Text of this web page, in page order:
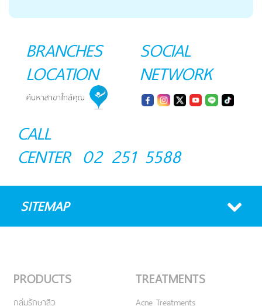
BRANCHES
LOCATION
SOCIAL
NETWORK
CALL
CENTER 02 251 5588
SITEMAP
PRODUCTS
กลุ่มรักษาสิว
TREATMENTS
Acne Treatments